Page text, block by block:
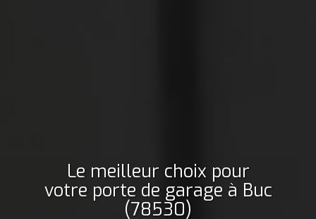
Le meilleur choix pour
votre porte de garage à Buc
(78530)